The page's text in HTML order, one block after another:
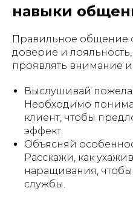
навыки
Правильное общение
доверие и
проявлять внимание
Выслушивай
Необходимо
клиент, чтобы
эффект.
Объясняй
Расскажи, как
наращивания,
службы.